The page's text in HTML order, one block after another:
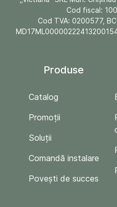
Cod fiscal:
Cod TVA: 0200577,
Produse
Catalog
Promoții
Soluții
Comandă instalare
Povești de succes